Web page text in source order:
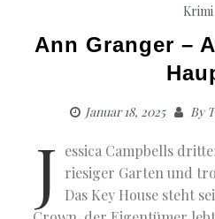
Krimi
Ann Granger –
Januar 18, 2025 By
J essica Campbells
riesiger Garten und
Das Key House steht